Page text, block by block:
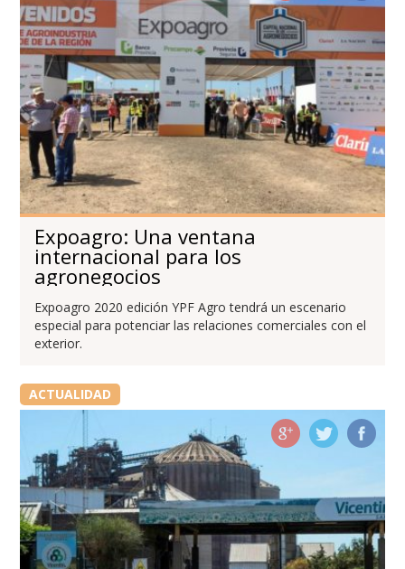
Expoagro: Una ventana
internacional para los
agronegocios
Expoagro 2020 edición YPF Agro tendrá un escenario
especial para potenciar las relaciones comerciales con el
exterior.
ACTUALIDAD